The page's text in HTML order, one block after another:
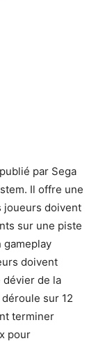
par Sega
Il offre une
joueurs doivent
sur une piste
gameplay
doivent
dévier de la
sur 12
terminer
pour